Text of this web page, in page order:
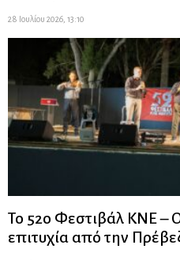
28 Ιουλίου 2026, 13:10
Το 52ο Φεστιβάλ ΚΝΕ –
επιτυχία από την